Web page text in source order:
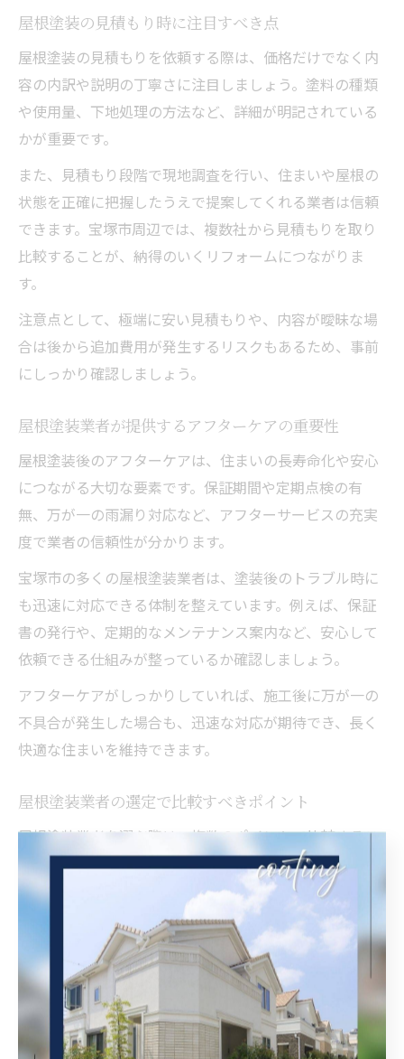
屋根塗装の見積もり時に注目すべき点
屋根塗装の見積もりを依頼する際は、価格だけでなく内
容の内訳や説明の丁寧さに注目しましょう。塗料の種類
や使用量、下地処理の方法など、詳細が明記されている
かが重要です。
また、見積もり段階で現地調査を行い、住まいや屋根の
状態を正確に把握したうえで提案してくれる業者は信頼
できます。宝塚市周辺では、複数社から見積もりを取り
比較することが、納得のいくリフォームにつながりま
す。
注意点として、極端に安い見積もりや、内容が曖昧な場
合は後から追加費用が発生するリスクもあるため、事前
にしっかり確認しましょう。
屋根塗装業者が提供するアフターケアの重要性
屋根塗装後のアフターケアは、住まいの長寿命化や安心
につながる大切な要素です。保証期間や定期点検の有
無、万が一の雨漏り対応など、アフターサービスの充実
度で業者の信頼性が分かります。
宝塚市の多くの屋根塗装業者は、塗装後のトラブル時に
も迅速に対応できる体制を整えています。例えば、保証
書の発行や、定期的なメンテナンス案内など、安心して
依頼できる仕組みが整っているか確認しましょう。
アフターケアがしっかりしていれば、施工後に万が一の
不具合が発生した場合も、迅速な対応が期待でき、長く
快適な住まいを維持できます。
屋根塗装業者の選定で比較すべきポイント
屋根塗装業者を選ぶ際は、複数のポイントで比較するこ
とが成功の秘訣です。主な比較項目として、施工実績、
技術力、価格、対応範囲、アフターサービスの内容など
特に、宝塚市の気候や住宅事情に詳しい業者は、屋根や
外壁塗装においてもきめ細やかな対応が可能です。施工
事例やお客様の声、使用する塗料の品質、見積もり内容
の明確さなども重要な判断材料となります。